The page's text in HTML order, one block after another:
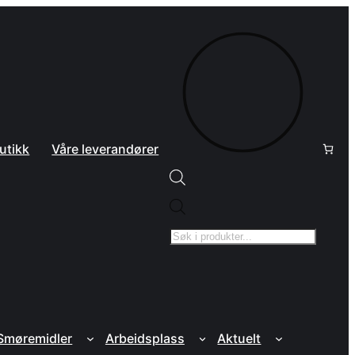
Våre leverandører
Products
Arbeidsplass Aktuelt